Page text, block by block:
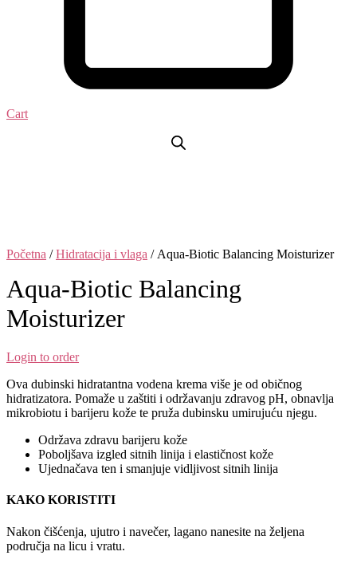
Cart
Početna /Hidratacija i vlaga / Aqua-Biotic Balancing Moisturizer
Aqua-Biotic Balancing
Moisturizer
Login to order
Ova dubinski hidratantna vodena krema više je od običnog
hidratizatora. Pomaže u zaštiti i održavanju zdravog pH, obnavlja
mikrobiotu i barijeru kože te pruža dubinsku umirujuću njegu.
Održava zdravu barijeru kože
Poboljšava izgled sitnih linija i elastičnost kože
Ujednačava ten i smanjuje vidljivost sitnih linija
KAKO KORISTITI
Nakon čišćenja, ujutro i navečer, lagano nanesite na željena
područja na licu i vratu.